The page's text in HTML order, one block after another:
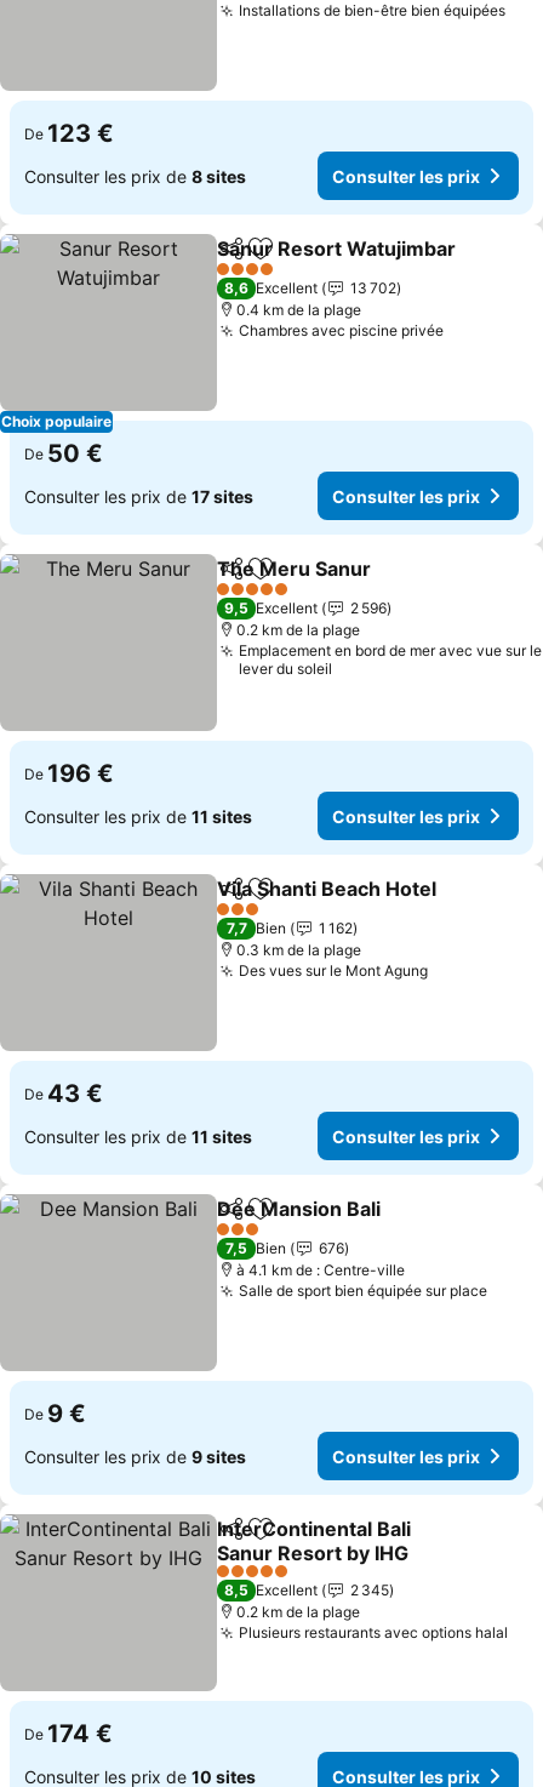
Installations de bien-être bien équipées
De 123 €
Consulter les prix de 8 sites Consulter les prix
Choix populaire
PartagerAjouter à mes favoris
Sanur Resort Watujimbar
4 Étoiles
8,6 Excellent
13 702
0.4 km de la plage
Chambres avec piscine privée
De 50 €
Consulter les prix de 17 sites Consulter les prix
PartagerAjouter à mes favoris
The Meru Sanur
5 Étoiles
9,5 Excellent
2 596
0.2 km de la plage
Emplacement en bord de mer avec vue sur le
lever du soleil
De 196 €
Consulter les prix de 11 sites Consulter les prix
PartagerAjouter à mes favoris
Vila Shanti Beach Hotel
3 Étoiles
7,7 Bien
1 162
0.3 km de la plage
Des vues sur le Mont Agung
De 43 €
Consulter les prix de 11 sites Consulter les prix
PartagerAjouter à mes favoris
Dee Mansion Bali
3 Étoiles
7,5 Bien
676
à 4.1 km de : Centre-ville
Salle de sport bien équipée sur place
De 9 €
Consulter les prix de 9 sites Consulter les prix
PartagerAjouter à mes favoris
InterContinental Bali
Sanur Resort by IHG
5 Étoiles
8,5 Excellent
2 345
0.2 km de la plage
Plusieurs restaurants avec options halal
De 174 €
Consulter les prix de 10 sites Consulter les prix